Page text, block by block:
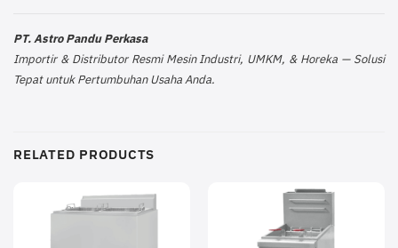
PT. Astro Pandu Perkasa
Importir & Distributor Resmi Mesin Industri, UMKM, & Horeka — Solusi
Tepat untuk Pertumbuhan Usaha Anda.
RELATED PRODUCTS